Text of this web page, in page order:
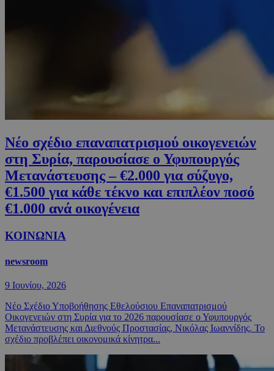
Νέο σχέδιο επαναπατρισμού οικογενειών
στη Συρία, παρουσίασε ο Υφυπουργός
Μετανάστευσης – €2.000 για σύζυγο,
€1.500 για κάθε τέκνο και επιπλέον ποσό
€1.000 ανά οικογένεια
ΚΟΙΝΩΝΙΑ
newsroom
9 Ιουνίου, 2026
Νέο Σχέδιο Υποβοήθησης Εθελούσιου Επαναπατρισμού
Οικογενειών στη Συρία για το 2026 παρουσίασε ο Υφυπουργός
Μετανάστευσης και Διεθνούς Προστασίας, Νικόλας Ιωαννίδης. Το
σχέδιο προβλέπει οικονομικά κίνητρα...